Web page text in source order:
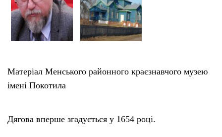
Матеріал Менського районного краєзнавчого музею
імені Покотила
Дягова вперше згадується у 1654 році.